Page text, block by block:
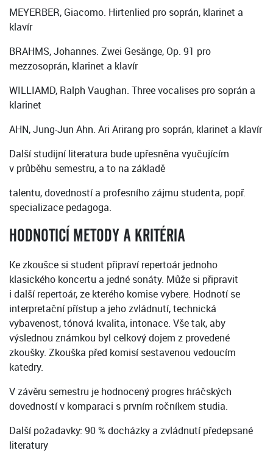
MEYERBER, Giacomo. Hirtenlied pro soprán, klarinet a
klavír
BRAHMS, Johannes. Zwei Gesänge, Op. 91 pro
mezzosoprán, klarinet a klavír
WILLIAMD, Ralph Vaughan. Three vocalises pro soprán a
klarinet
AHN, Jung-Jun Ahn. Ari Arirang pro soprán, klarinet a klavír
Další studijní literatura bude upřesněna vyučujícím
v průběhu semestru, a to na základě
talentu, dovedností a profesního zájmu studenta, popř.
specializace pedagoga.
HODNOTICÍ METODY A KRITÉRIA
Ke zkoušce si student připraví repertoár jednoho
klasického koncertu a jedné sonáty. Může si připravit
i další repertoár, ze kterého komise vybere. Hodnotí se
interpretační přístup a jeho zvládnutí, technická
vybavenost, tónová kvalita, intonace. Vše tak, aby
výslednou známkou byl celkový dojem z provedené
zkoušky. Zkouška před komisí sestavenou vedoucím
katedry.
V závěru semestru je hodnocený progres hráčských
dovedností v komparaci s prvním ročníkem studia.
Další požadavky: 90 % docházky a zvládnutí předepsané
literatury